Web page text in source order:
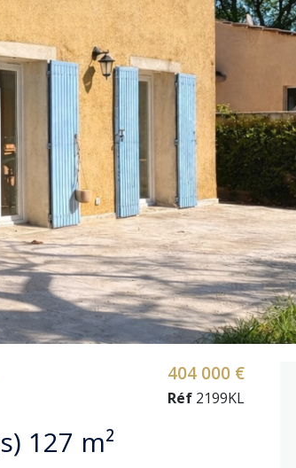
Villa 5 pièce(s) 4 chambre(s) 127 m²
404 000 €
Réf 2199KL